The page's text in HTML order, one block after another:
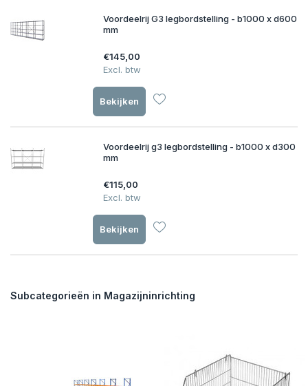
Voordeelrij G3 legbordstelling - b1000 x d600
mm
€145,00
Excl. btw
Bekijken
Voordeelrij g3 legbordstelling - b1000 x d300
mm
€115,00
Excl. btw
Bekijken
Subcategorieën in Magazijninrichting